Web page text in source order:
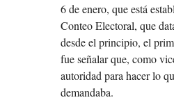
6 de enero, que está
Conteo Electoral, que
desde el principio, el
fue señalar que, como
autoridad para hacer lo
demandaba.